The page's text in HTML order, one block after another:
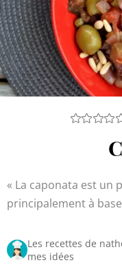
La caponata est un
principalement à
pourquoi pas sur de
que je voulais tester
Les recettes de
mes idées